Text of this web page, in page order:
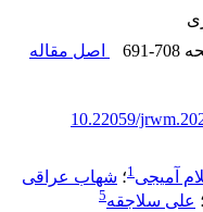
691-708
اصل مقاله
10.22059/
آمیجی1؛ شهاب عراقی
؛ علی سلاجقه5